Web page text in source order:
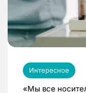
Интересное
«Мы все